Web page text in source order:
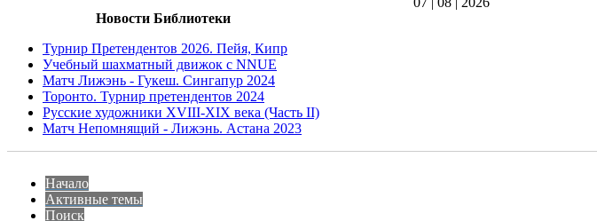
Новости Библиотеки
Турнир Претендентов 2026. Пейя, Кипр
Учебный шахматный движок с NNUE
Матч Лижэнь - Гукеш. Сингапур 2024
Торонто. Турнир претендентов 2024
Русские художники XVIII-XIX века (Часть II)
Матч Непомнящий - Лижэнь. Астана 2023
Начало
Активные темы
Поиск